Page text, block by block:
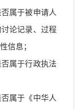
属于被申请人
论记录、过程
信息；
属于行政执法
属于《中华人